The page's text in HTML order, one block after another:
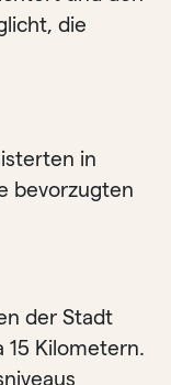
die
in
bevorzugten
der Stadt
15 Kilometern.